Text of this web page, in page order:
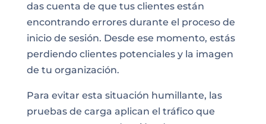
das cuenta de que tus clientes están
encontrando errores durante el proceso de
inicio de sesión. Desde ese momento, estás
perdiendo clientes potenciales y la imagen
de tu organización.
Para evitar esta situación humillante, las
pruebas de carga aplican el tráficoque